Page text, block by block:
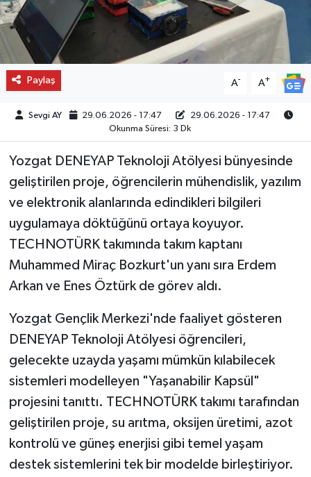
Paylaş A- A+
Sevgi AY 29.06.2026 - 17:47
29.06.2026 - 17:47
Okunma Süresi: 3 Dk
Yozgat DENEYAP Teknoloji Atölyesi bünyesinde
geliştirilen proje, öğrencilerin mühendislik, yazılım
ve elektronik alanlarında edindikleri bilgileri
uygulamaya döktüğünü ortaya koyuyor.
TECHNOTÜRK takımında takım kaptanı
Muhammed Miraç Bozkurt'un yanı sıra Erdem
Arkan ve Enes Öztürk de görev aldı.
Yozgat Gençlik Merkezi'nde faaliyet gösteren
DENEYAP Teknoloji Atölyesi öğrencileri,
gelecekte uzayda yaşamı mümkün kılabilecek
sistemleri modelleyen "Yaşanabilir Kapsül"
projesini tanıttı. TECHNOTÜRK takımı tarafından
geliştirilen proje, su arıtma, oksijen üretimi, azot
kontrolü ve güneş enerjisi gibi temel yaşam
destek sistemlerini tek bir modelde birleştiriyor.